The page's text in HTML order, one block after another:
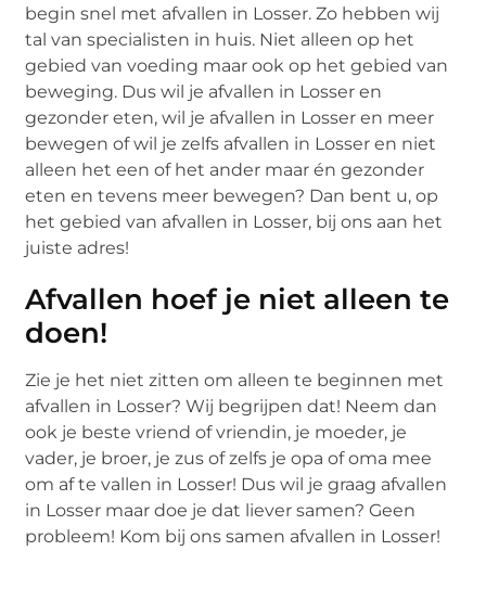
begin snel met afvallen in Losser. Zo hebben wij
tal van specialisten in huis. Niet alleen op het
gebied van voeding maar ook op het gebied van
beweging. Dus wil je afvallen in Losser en
gezonder eten, wil je afvallen in Losser en meer
bewegen of wil je zelfs afvallen in Losser en niet
alleen het een of het ander maar én gezonder
eten en tevens meer bewegen? Dan bent u, op
het gebied van afvallen in Losser, bij ons aan het
juiste adres!
Afvallen hoef je niet alleen te
doen!
Zie je het niet zitten om alleen te beginnen met
afvallen in Losser? Wij begrijpen dat! Neem dan
ook je beste vriend of vriendin, je moeder, je
vader, je broer, je zus of zelfs je opa of oma mee
om af te vallen in Losser! Dus wil je graag afvallen
in Losser maar doe je dat liever samen? Geen
probleem! Kom bij ons samen afvallen in Losser!